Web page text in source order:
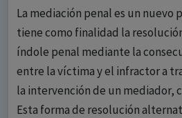
La mediación penal es un
tiene como finalidad la
índole penal mediante la
entre la víctima y el infractor a
la intervención de un mediador,
Esta forma de resolución